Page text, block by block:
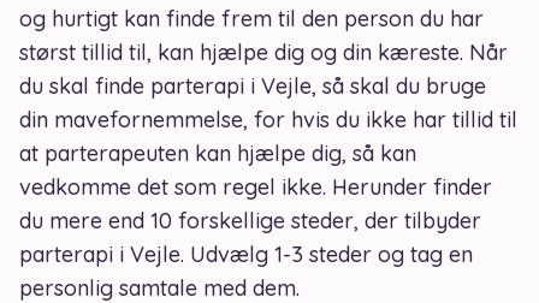
og hurtigt kan finde frem til den person du har
størst tillid til, kan hjælpe dig og din kæreste. Når
du skal finde parterapi i Vejle, så skal du bruge
din mavefornemmelse, for hvis du ikke har tillid til
at parterapeuten kan hjælpe dig, så kan
vedkomme det som regel ikke. Herunder finder
du mere end 10 forskellige steder, der tilbyder
parterapi i Vejle. Udvælg 1-3 steder og tag en
personlig samtale med dem.